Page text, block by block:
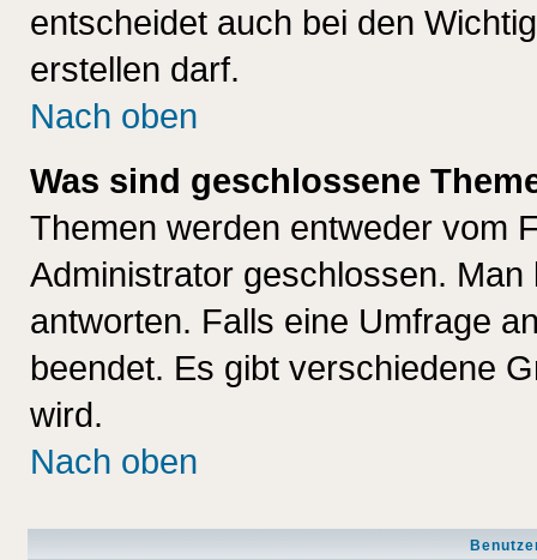
entscheidet auch bei den
erstellen darf.
Nach oben
Was sind geschlossene
Themen werden entweder vom
Administrator geschlossen.
antworten. Falls eine Umfrage
beendet. Es gibt verschiedene
wird.
Nach oben